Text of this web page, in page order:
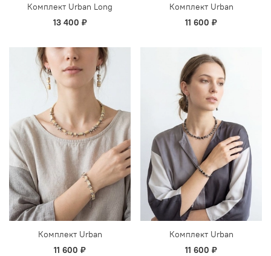
Комплект Urban Long
13 400 ₽
Комплект Urban
11 600 ₽
Комплект Urban
11 600 ₽
Комплект Urban
11 600 ₽